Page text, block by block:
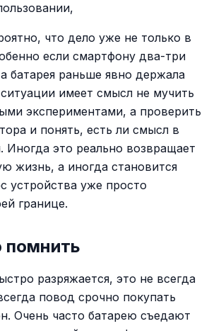
что дело уже не только в
если смартфону два-три
батарея раньше явно держала
имеет смысл не мучить
экспериментами, а проверить
и понять, есть ли смысл в
Иногда это реально возвращает
жизнь, а иногда становится
устройства уже просто
границе.
помнить
разряжается, это не всегда
повод срочно покупать
Очень часто батарею съедают